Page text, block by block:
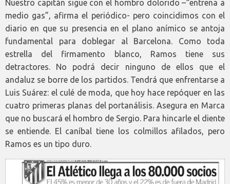
Nuestro capitán sigue con el hombro dolorido –“entrena a
medio gas”, afirma el periódico- pero coincidimos con el
diario en que su presencia en el plano anímico se antoja
fundamental para doblegar al Barcelona. Como toda
estrella del firmamento blanco, Ramos tiene sus
detractores. No podrá decir ninguno de ellos que el
andaluz se borre de los partidos. Tendrá que enfrentarse a
Luis Suárez: el culé de moda, que hoy hace repóquer en las
cuatro primeras planas del portanálisis. Asegura en Marca
que no buscará el hombro de Sergio. Para hincarle el diente
se entiende. El caníbal tiene los colmillos afilados, pero
Ramos es un tipo duro.